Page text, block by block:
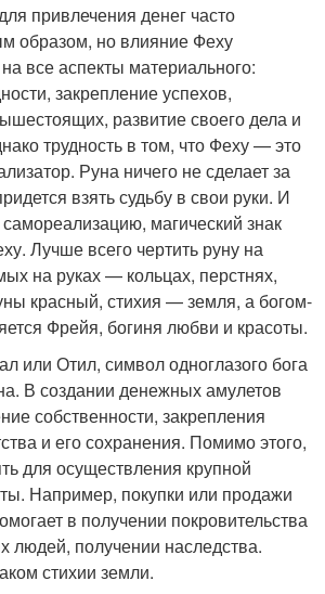
привлечения денег часто
образом, но влияние Феху
все аспекты материального:
закрепление успехов,
развитие своего дела и
трудность в том, что Феху — это
Руна ничего не сделает за
взять судьбу в свои руки. И
самореализацию, магический знак
Лучше всего чертить руну на
на руках — кольцах, перстнях,
красный, стихия — земля, а богом-
Фрейя, богиня любви и красоты.
или Отил, символ одноглазого бога
В создании денежных амулетов
собственности, закрепления
и его сохранения. Помимо этого,
для осуществления крупной
Например, покупки или продажи
в получении покровительства
людей, получении наследства.
стихии земли.